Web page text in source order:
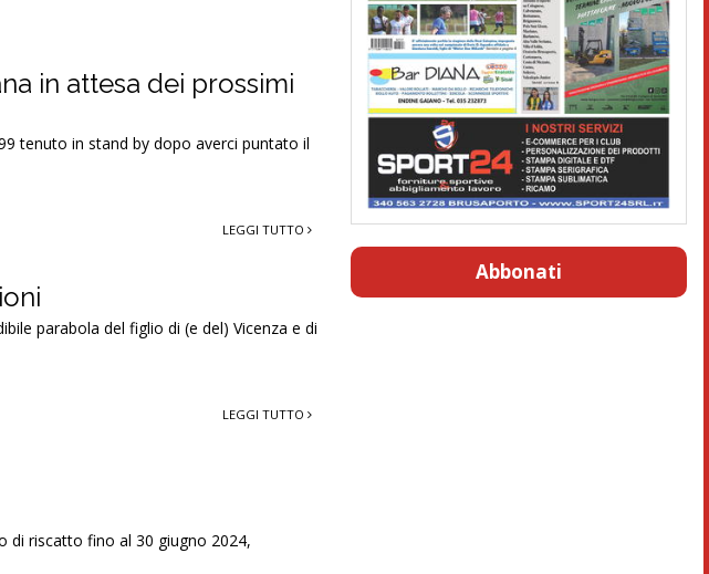
in attesa dei prossimi
tenuto in stand by dopo averci puntato il
LEGGI TUTTO
parabola del figlio di (e del) Vicenza e di
LEGGI TUTTO
di riscatto fino al 30 giugno 2024,
Abbonati